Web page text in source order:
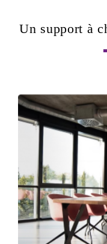
Un support à